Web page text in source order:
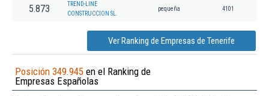
5.873
TREND-LINE
CONSTRUCCION SL.
pequeña 4101
Ver Ranking de Empresas de Tenerife
Posición 349.945 en el Ranking de
Empresas Españolas